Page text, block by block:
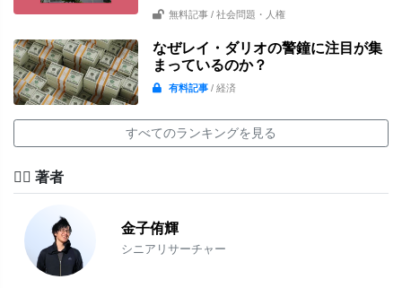
無料記事 / 社会問題・人権
なぜレイ・ダリオの警鐘に注目が集
まっているのか？
有料記事/ 経済
すべてのランキングを見る
✍🏻 著者
金子侑輝
シニアリサーチャー